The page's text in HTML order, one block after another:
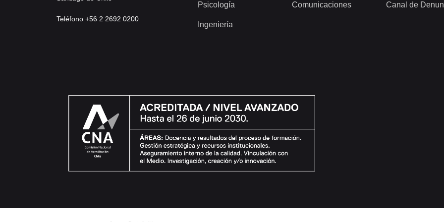
Teléfono +56 2 2692 0200
Psicología
Ingeniería
Comunicaciones Canal de